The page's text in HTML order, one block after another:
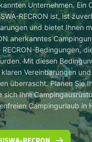
Unternehmen. Ein
RECRON ist, ist
und bietet Ihnen
anerkanntes
Bedingungen,
Mit diesen
Vereinbarungen
überrascht. Planen Sie
sich Ihre
Campingurlaub in